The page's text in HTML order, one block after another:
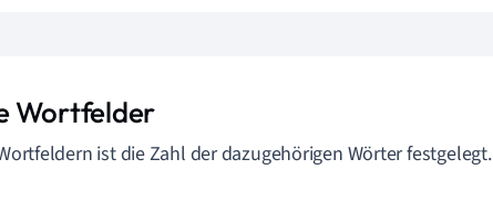
Wortfelder
ist die Zahl der dazugehörigen Wörter festgelegt.